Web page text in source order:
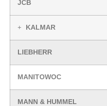
JCB
KALMAR
LIEBHERR
MANITOWOC
MANN & HUMMEL